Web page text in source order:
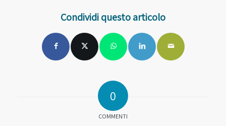
Condividi questo articolo
0
COMMENTI